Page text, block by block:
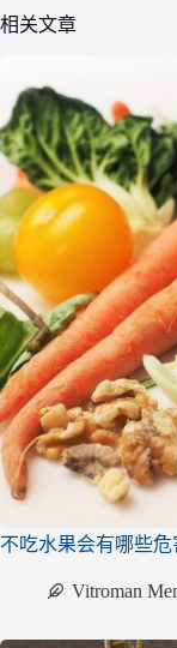
相关文章
不吃水果会有哪些危
Vitroman